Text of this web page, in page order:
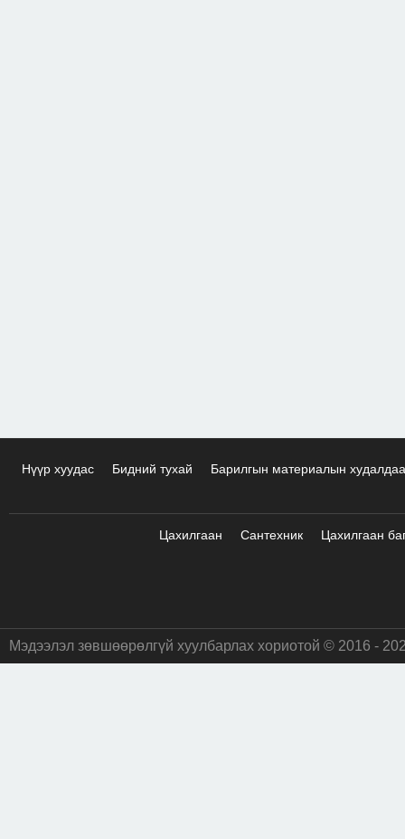
Нүүр хуудас Бидний тухай Барилгын материалын
Цахилгаан Сантехник Цахилгаан
Мэдээлэл зөвшөөрөлгүй хуулбарлах хориотой © 2016 -